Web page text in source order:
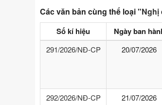
Các văn bản cùng thể loại"Nghị
Số kí hiệu Ngày ban
291/2026/NĐ-CP 20/07/2026
292/2026/NĐ-CP
21/07/2026